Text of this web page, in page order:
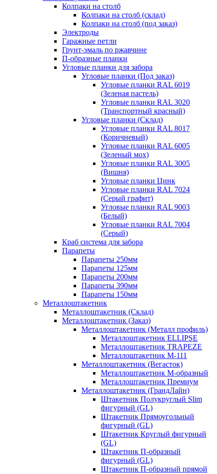
Колпаки на столб
Колпаки на столб (склад)
Колпаки на столб (под заказ)
Электроды
Гаражные петли
Грунт-эмаль по ржавчине
П-образные планки
Угловые планки для забора
Угловые планки (Под заказ)
Угловые планки RAL 6019
(Зеленая пастель)
Угловые планки RAL 3020
(Транспортный красный)
Угловые планки (Склад)
Угловые планки RAL 8017
(Коричневый)
Угловые планки RAL 6005
(Зеленый мох)
Угловые планки RAL 3005
(Вишня)
Угловые планки Цинк
Угловые планки RAL 7024
(Серый графит)
Угловые планки RAL 9003
(Белый)
Угловые планки RAL 7004
(Серый)
Краб система для забора
Парапеты
Парапеты 250мм
Парапеты 125мм
Парапеты 200мм
Парапеты 390мм
Парапеты 150мм
Металлоштакетник
Металлоштакетник (Склад)
Металлоштакетник (Заказ)
Металлоштакетник (Металл профиль)
Металлоштакетник ELLIPSE
Металлоштакетник TRAPEZE
Металлоштакетник М-111
Металлоштакетник (Вегасток)
Металлоштакетник М-образный
Металлоштакетник Премиум
Металлоштакетник (ГрандЛайн)
Штакетник Полукруглый Slim
фигурный (GL)
Штакетник Прямоугольный
фигурный (GL)
Штакетник Круглый фигурный
(GL)
Штакетник П-образный
фигурный (GL)
Штакетник П-образный прямой